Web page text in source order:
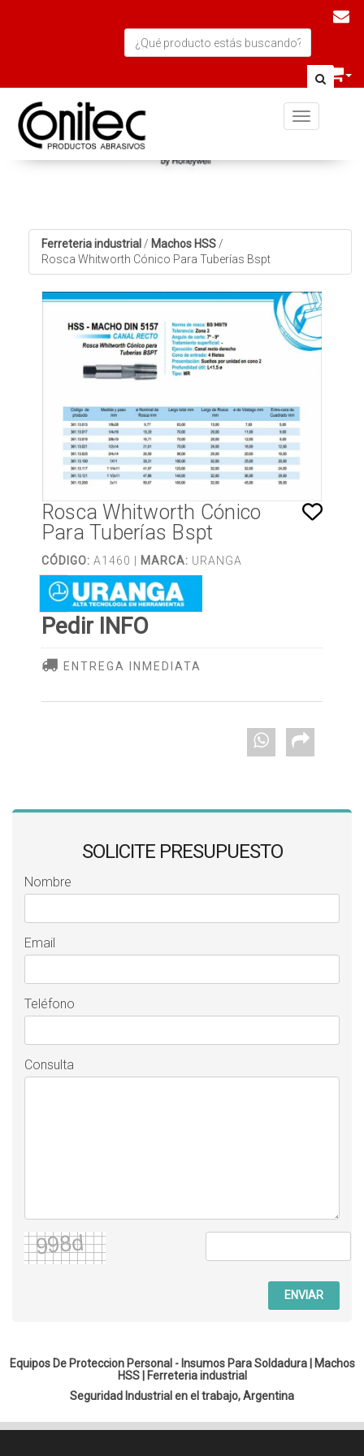
Toggle
Ferreteria industrial / Machos HSS /
Rosca Whitworth Cónico Para Tuberías Bspt
Rosca Whitworth Cónico
Para Tuberías Bspt
CÓDIGO: A1460 | MARCA: URANGA
Pedir INFO
ENTREGA INMEDIATA
SOLICITE PRESUPUESTO
Nombre
Email
Teléfono
Consulta
ENVIAR
Equipos De Proteccion Personal - Insumos Para Soldadura |
Machos
HSS|
Ferreteria industrial
Seguridad Industrial en el trabajo, Argentina